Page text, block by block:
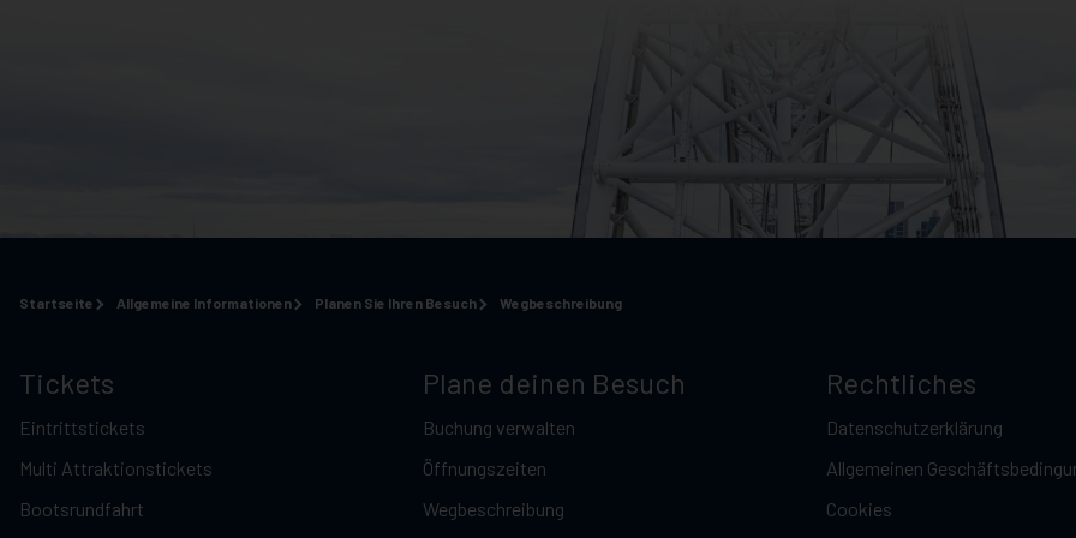
Startseite Allgemeine Informationen Planen Sie Ihren Besuch Wegbeschreibung
Tickets
Eintrittstickets
Multi Attraktionstickets
Bootsrundfahrt
Plane deinen Besuch
Buchung verwalten
Öffnungszeiten
Wegbeschreibung
Rechtliches
Datenschutzerklärung
Allgemeinen
Cookies